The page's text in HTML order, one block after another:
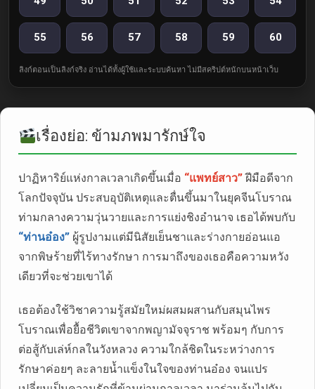
55 56 57 58 59 60
ลิงก์ตอนเป็นลิงก์จริง อ่านได้ทั้งผู้ใช้และระบบค้นหา ไม่มีสคริปต์หนักบนหน้าเว็บ
เรื่องย่อ: ข้ามภพมารักษ์ใจ
ปาฏิหาริย์แห่งกาลเวลาเกิดขึ้นเมื่อ “แพทย์สาว”ฝีมือดีจาก
โลกปัจจุบัน ประสบอุบัติเหตุและตื่นขึ้นมาในยุคจีนโบราณ
ท่ามกลางความวุ่นวายและการแย่งชิงอำนาจ เธอได้พบกับ
“ท่านอ๋อง” ผู้รูปงามแต่มีนิสัยเย็นชาและร่างกายอ่อนแอ
จากพิษร้ายที่ไร้ทางรักษา การมาถึงของเธอคือความหวัง
เดียวที่จะช่วยเขาได้
เธอต้องใช้วิชาความรู้สมัยใหม่ผสมผสานกับสมุนไพร
โบราณเพื่อยื้อชีวิตเขาจากพญามัจจุราช พร้อมๆ กับการ
ต่อสู้กับเล่ห์กลในวังหลวง ความใกล้ชิดในระหว่างการ
รักษาค่อยๆ ละลายน้ำแข็งในใจของท่านอ๋อง จนแปร